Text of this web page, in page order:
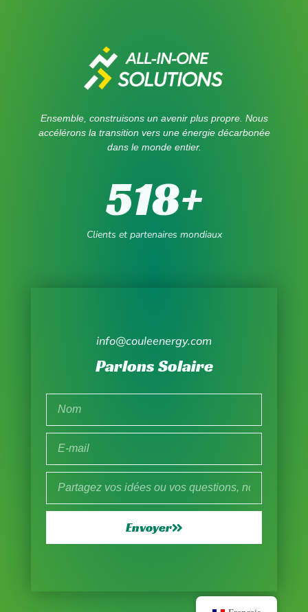
Ensemble, construisons un avenir plus propre. Nous
accélérons la transition vers une énergie décarbonée
dans le monde entier.
Clients et partenaires mondiaux
518+
info@couleenergy.com
Parlons Solaire
Envoyer